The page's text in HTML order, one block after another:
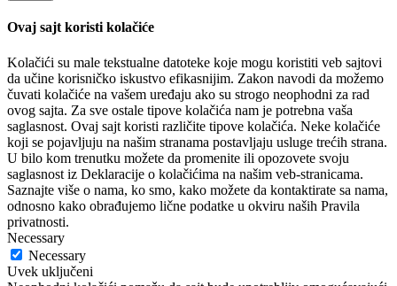
Ovaj sajt koristi kolačiće
Kolačići su male tekstualne datoteke koje mogu koristiti veb sajtovi
da učine korisničko iskustvo efikasnijim. Zakon navodi da možemo
čuvati kolačiće na vašem uređaju ako su strogo neophodni za rad
ovog sajta. Za sve ostale tipove kolačića nam je potrebna vaša
saglasnost. Ovaj sajt koristi različite tipove kolačića. Neke kolačiće
koji se pojavljuju na našim stranama postavljaju usluge trećih strana.
U bilo kom trenutku možete da promenite ili opozovete svoju
saglasnost iz Deklaracije o kolačićima na našim veb-stranicama.
Saznajte više o nama, ko smo, kako možete da kontaktirate sa nama,
odnosno kako obrađujemo lične podatke u okviru naših Pravila
privatnosti.
Necessary
Necessary
Uvek uključeni